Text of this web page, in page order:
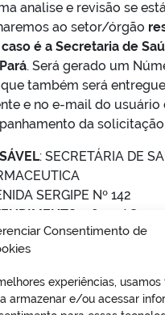
Consentimento de
experiências,
armazenar e/ou acessar
analise e revisão se
ao setor/órgão
é a Secretaria de
. Será gerado um
também será entregue
e no e-mail do usuário
da
: SECRETÁRIA DE
SERGIPE Nº 142
: 08:00 AS